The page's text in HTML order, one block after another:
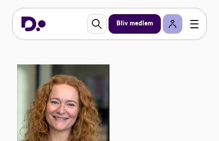
Bliv medlem